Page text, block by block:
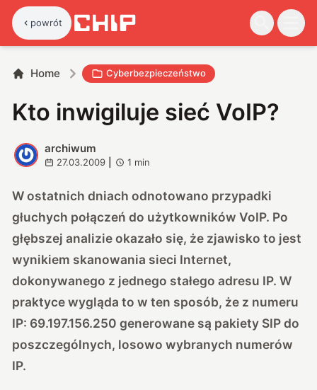
powrót
Home Cyberbezpieczeństwo
Kto inwigiluje sieć VoIP?
A
archiwum
27.03.2009 1 min
W ostatnich dniach odnotowano przypadki
głuchych połączeń do użytkowników VoIP. Po
głębszej analizie okazało się, że zjawisko to jest
wynikiem skanowania sieci Internet,
dokonywanego z jednego stałego adresu IP. W
praktyce wygląda to w ten sposób, że z numeru
IP: 69.197.156.250 generowane są pakiety SIP do
poszczególnych, losowo wybranych numerów
IP.